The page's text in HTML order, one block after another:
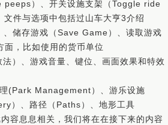
）、开关设施支架（Toggle ride
件与选项中包括过山车大亨3介绍
储存游戏（Save Game）、读取游戏
面，比如使用的货币单位
）、游戏音量、键位、画面效果和特效
(Park Management）、游乐设施
）、路径（Paths）、地形工具
容息息相关，我们将在在接下来的内容